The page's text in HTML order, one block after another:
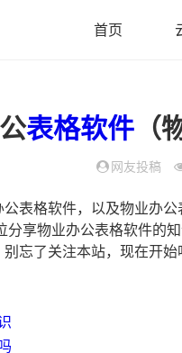
首页
表格软件（
网友投稿
表格软件，以及物业办
分享物业办公表格软件的
忘了关注本站，现在开始